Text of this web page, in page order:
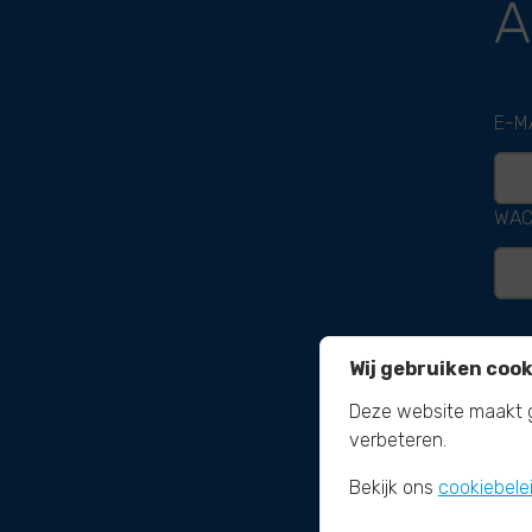
E-
Wij gebruiken
Deze website maakt
verbeteren.
Bekijk ons